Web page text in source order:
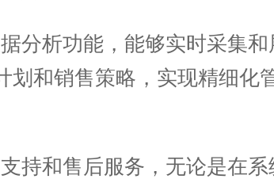
析功能，能够实时采集和
划和销售策略，实现精细
和售后服务，无论是在系